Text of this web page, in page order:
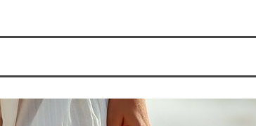
na co dzień